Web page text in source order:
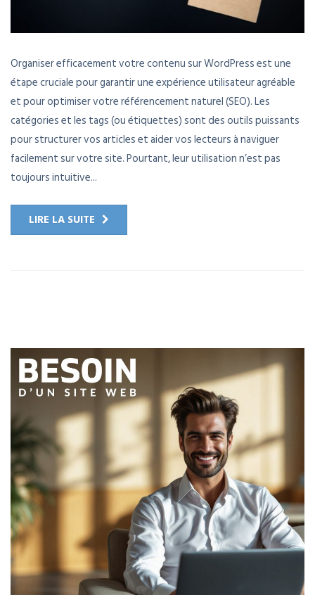
Organiser efficacement votre contenu sur WordPress est une
étape cruciale pour garantir une expérience utilisateur agréable
et pour optimiser votre référencement naturel (SEO). Les
catégories et les tags (ou étiquettes) sont des outils puissants
pour structurer vos articles et aider vos lecteurs à naviguer
facilement sur votre site. Pourtant, leur utilisation n’est pas
toujours intuitive...
LIRE LA SUITE